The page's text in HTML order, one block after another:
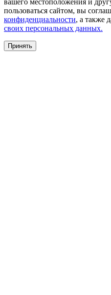
вашего местоположения и
пользоваться сайтом, вы
конфиденциальности, а также
своих персональных данных.
Принять